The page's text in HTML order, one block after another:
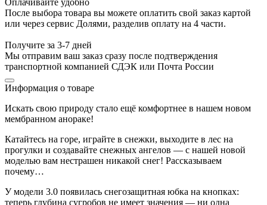
Оплачивайте удобно
После выбора товара вы можете оплатить свой заказ картой
или через сервис Долями, разделив оплату на 4 части.
Получите за 3-7 дней
Мы отправим ваш заказ сразу после подтверждения
транспортной компанией СДЭК или Почта России
Информация о товаре
Искать свою природу стало ещё комфортнее в нашем новом
мембранном анораке!
Катайтесь на горе, играйте в снежки, выходите в лес на
прогулки и создавайте снежных ангелов — с нашей новой
моделью вам нестрашен никакой снег! Рассказываем
почему…
У модели 3.0 появилась снегозащитная юбка на кнопках:
теперь глубина сугробов не имеет значения — ни одна